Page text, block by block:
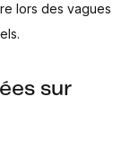
lors des vagues
sur